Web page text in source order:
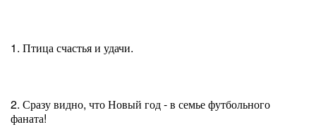
1. Птица счастья и удачи.
2. Сразу видно, что Новый год - в семье футбольного
фаната!